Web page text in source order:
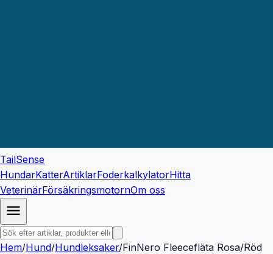
TailSense
HundarKatterArtiklarFoderkalkylatorHitta
VeterinärFörsäkringsmotornOm oss
Hem/Hund/Hundleksaker/FinNero Fleecefläta Rosa/Röd